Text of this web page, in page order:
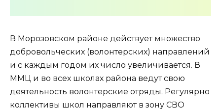
В Морозовском районе действует множество
добровольческих (волонтерских) направлений
и с каждым годом их число увеличивается. В
ММЦ и во всех школах района ведут свою
деятельность волонтерские отряды. Регулярно
коллективы школ направляют в зону СВО